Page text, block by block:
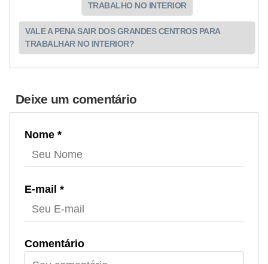
TRABALHO NO INTERIOR
VALE A PENA SAIR DOS GRANDES CENTROS PARA
TRABALHAR NO INTERIOR?
Deixe um comentário
Nome *
E-mail *
Comentário